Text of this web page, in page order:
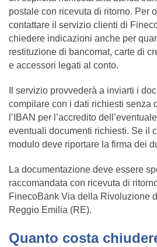
postale con ricevuta di ritorno. Per
contattare il servizio clienti di
chiedere indicazioni anche per
restituzione di bancomat, carte di
e accessori legati al conto.
Il servizio provvederà a inviarti i
compilare con i dati richiesti senza
l’IBAN per l’accredito
eventuali documenti richiesti. Se il
modulo deve riportare la firma dei
La documentazione deve essere
raccomandata con ricevuta di
FinecoBank Via della Rivoluzione
Reggio Emilia (RE).
Quanto costa